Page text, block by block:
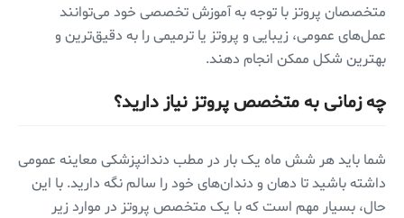
متخصصان پروتز با توجه به آموزش تخصصی خود می‌توانند
عمل‌های عمومی، زیبایی و پروتز یا ترمیمی را به دقیق‌ترین و
بهترین شکل ممکن انجام دهند.
چه زمانی به متخصص پروتز نیاز دارید؟
شما باید هر شش ماه یک بار در مطب دندانپزشکی معاینه عمومی
داشته باشید تا دهان و دندان‌های خود را سالم نگه دارید. با این
حال، بسیار مهم است که با یک متخصص پروتز در موارد زیر